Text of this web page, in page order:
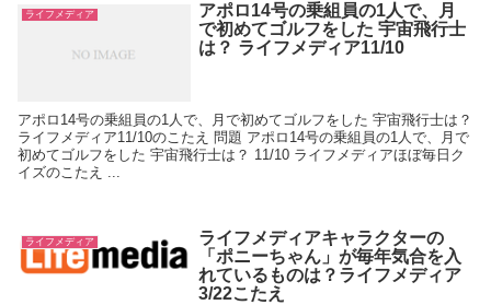
ライフメディア
アポロ14号の乗組員の1人で、月
で初めてゴルフをした 宇宙飛行士
は？ ライフメディア11/10
アポロ14号の乗組員の1人で、月で初めてゴルフをした 宇宙飛行士は？
ライフメディア11/10のこたえ 問題 アポロ14号の乗組員の1人で、月で
初めてゴルフをした 宇宙飛行士は？ 11/10 ライフメディアほぼ毎日ク
イズのこたえ ...
ライフメディア
ライフメディアキャラクターの
「ポニーちゃん」が毎年気合を入
れているものは？ライフメディア
3/22こたえ